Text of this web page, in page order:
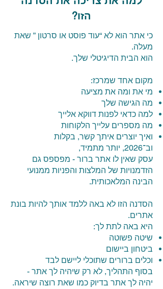
הזו?
כי אתר הוא לא “עוד פוסט או סרטון ” שאת
מעלה.
הוא הבית הדיגיטלי שלך.
מקום אחד שמרכז:
מי את ומה את מציעה
מה הגישה שלך
למה כדאי לפנות דווקא אלייך
מה מספרים עלייך הלקוחות
ואיך יוצרים איתך קשר, בקלות
וב־2026, יותר מתמיד,
עסק שאין לו אתר ברור - מפספס גם
הזדמנויות של המלצות והפניות ממנועי
הבינה המלאכותית.
הסדנה הזו לא באה ללמד אותך להיות בונת
אתרים.
היא באה לתת לך:
שיטה פשוטה
ביטחון ביישום
וכלים ברורים שתוכלי ליישם לבד
בסוף התהליך, לא רק שיהיה לך אתר -
יהיה לך אתר בדיוק כמו שאת רוצה שיראה.